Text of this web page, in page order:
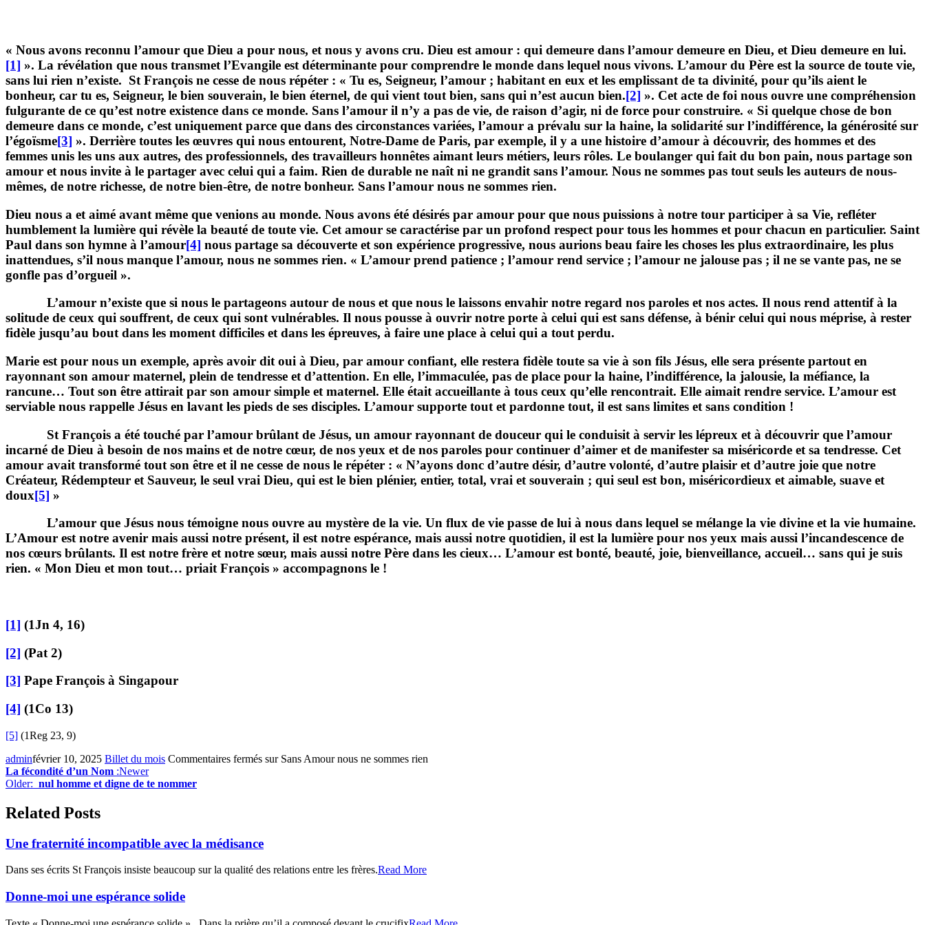
« Nous avons reconnu l’amour que Dieu a pour nous, et nous y avons cru. Dieu est amour : qui demeure dans l’amour demeure en Dieu, et Dieu demeure en lui.
[1] ». La révélation que nous transmet l’Evangile est déterminante pour comprendre le monde dans lequel nous vivons. L’amour du Père est la source de toute vie,
sans lui rien n’existe. St François ne cesse de nous répéter : « Tu es, Seigneur, l’amour ; habitant en eux et les emplissant de ta divinité, pour qu’ils aient le
bonheur, car tu es, Seigneur, le bien souverain, le bien éternel, de qui vient tout bien, sans qui n’est aucun bien.[2] ». Cet acte de foi nous ouvre une compréhension
fulgurante de ce qu’est notre existence dans ce monde. Sans l’amour il n’y a pas de vie, de raison d’agir, ni de force pour construire. « Si quelque chose de bon
demeure dans ce monde, c’est uniquement parce que dans des circonstances variées, l’amour a prévalu sur la haine, la solidarité sur l’indifférence, la générosité sur
l’égoïsme[3] ». Derrière toutes les œuvres qui nous entourent, Notre-Dame de Paris, par exemple, il y a une histoire d’amour à découvrir, des hommes et des
femmes unis les uns aux autres, des professionnels, des travailleurs honnêtes aimant leurs métiers, leurs rôles. Le boulanger qui fait du bon pain, nous partage son
amour et nous invite à le partager avec celui qui a faim. Rien de durable ne naît ni ne grandit sans l’amour. Nous ne sommes pas tout seuls les auteurs de nous-
mêmes, de notre richesse, de notre bien-être, de notre bonheur. Sans l’amour nous ne sommes rien.
Dieu nous a et aimé avant même que venions au monde. Nous avons été désirés par amour pour que nous puissions à notre tour participer à sa Vie, refléter
humblement la lumière qui révèle la beauté de toute vie. Cet amour se caractérise par un profond respect pour tous les hommes et pour chacun en particulier. Saint
Paul dans son hymne à l’amour[4] nous partage sa découverte et son expérience progressive, nous aurions beau faire les choses les plus extraordinaire, les plus
inattendues, s’il nous manque l’amour, nous ne sommes rien. « L’amour prend patience ; l’amour rend service ; l’amour ne jalouse pas ; il ne se vante pas, ne se
gonfle pas d’orgueil ».
L’amour n’existe que si nous le partageons autour de nous et que nous le laissons envahir notre regard nos paroles et nos actes. Il nous rend attentif à la
solitude de ceux qui souffrent, de ceux qui sont vulnérables. Il nous pousse à ouvrir notre porte à celui qui est sans défense, à bénir celui qui nous méprise, à rester
fidèle jusqu’au bout dans les moment difficiles et dans les épreuves, à faire une place à celui qui a tout perdu.
Marie est pour nous un exemple, après avoir dit oui à Dieu, par amour confiant, elle restera fidèle toute sa vie à son fils Jésus, elle sera présente partout en
rayonnant son amour maternel, plein de tendresse et d’attention. En elle, l’immaculée, pas de place pour la haine, l’indifférence, la jalousie, la méfiance, la
rancune… Tout son être attirait par son amour simple et maternel. Elle était accueillante à tous ceux qu’elle rencontrait. Elle aimait rendre service. L’amour est
serviable nous rappelle Jésus en lavant les pieds de ses disciples. L’amour supporte tout et pardonne tout, il est sans limites et sans condition !
St François a été touché par l’amour brûlant de Jésus, un amour rayonnant de douceur qui le conduisit à servir les lépreux et à découvrir que l’amour
incarné de Dieu à besoin de nos mains et de notre cœur, de nos yeux et de nos paroles pour continuer d’aimer et de manifester sa miséricorde et sa tendresse. Cet
amour avait transformé tout son être et il ne cesse de nous le répéter : « N’ayons donc d’autre désir, d’autre volonté, d’autre plaisir et d’autre joie que notre
Créateur, Rédempteur et Sauveur, le seul vrai Dieu, qui est le bien plénier, entier, total, vrai et souverain ; qui seul est bon, miséricordieux et aimable, suave et
doux[5] »
L’amour que Jésus nous témoigne nous ouvre au mystère de la vie. Un flux de vie passe de lui à nous dans lequel se mélange la vie divine et la vie humaine.
L’Amour est notre avenir mais aussi notre présent, il est notre espérance, mais aussi notre quotidien, il est la lumière pour nos yeux mais aussi l’incandescence de
nos cœurs brûlants. Il est notre frère et notre sœur, mais aussi notre Père dans les cieux… L’amour est bonté, beauté, joie, bienveillance, accueil… sans qui je suis
rien. « Mon Dieu et mon tout… priait François » accompagnons le !
[1] (1Jn 4, 16)
[2] (Pat 2)
[3] Pape François à Singapour
[4] (1Co 13)
[5] (1Reg 23, 9)
adminfévrier 10, 2025 Billet du mois Commentaires fermés sur Sans Amour nous ne sommes rien
La fécondité d’un Nom :Newer
Older: nul homme et digne de te nommer
Related Posts
Une fraternité incompatible avec la médisance
Dans ses écrits St François insiste beaucoup sur la qualité des relations entre les frères.Read More
Donne-moi une espérance solide